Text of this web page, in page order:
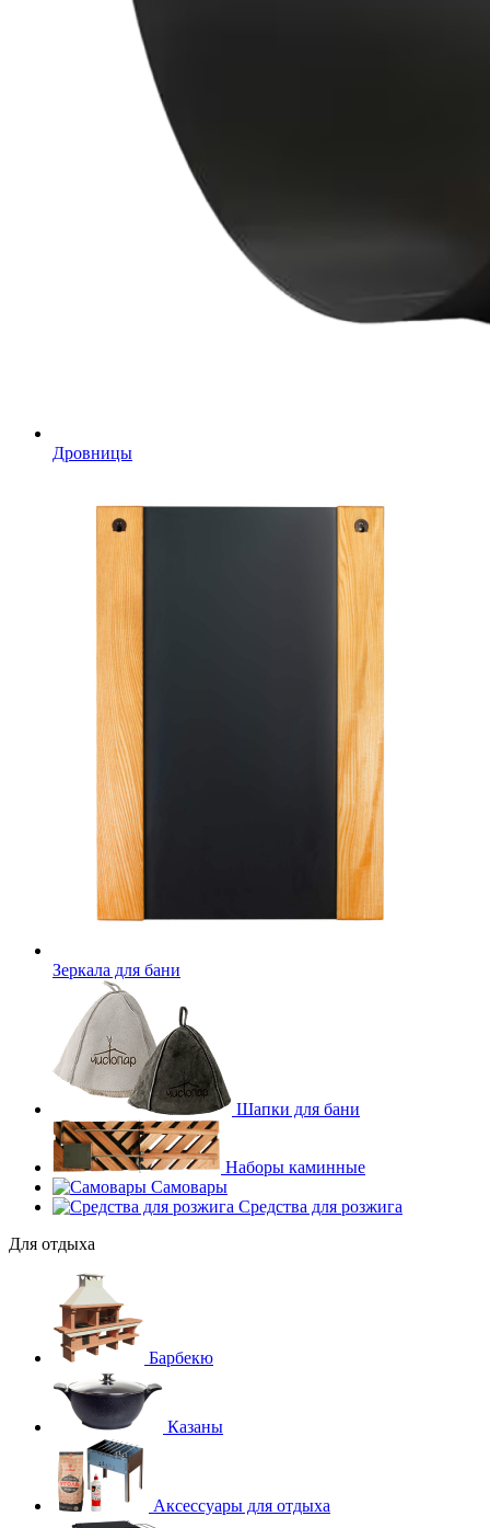
Дровницы
Зеркала для бани
Шапки для бани
Наборы каминные
Самовары
Средства для розжига
Для отдыха
Барбекю
Казаны
Аксессуары для отдыха